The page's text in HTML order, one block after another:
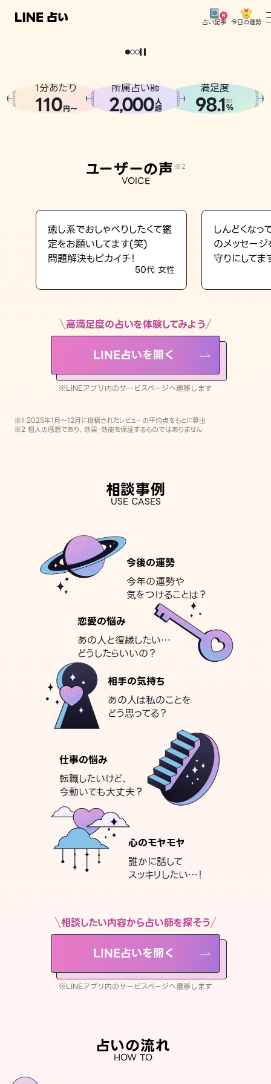
占い記事 今日の運勢
相談事例
占い記事
LINE占いを開く
※LINEアプリ内のサービスページへ遷移します
どうせなら
。
1分あたり
110円〜
所属占い師
2,000人
超
満足度
98.1※1
%
ユーザーの声 ※2
VOICE
癒し系でおしゃべりしたくて鑑
定をお願いしてます(笑)
問題解決もピカイチ！
50代 女性
しんどくなっ
のメッセー
守りにしてま
高満足度の占いを体験してみよう
LINE占いを開く
※LINEアプリ内のサービスページへ遷移します
※1 2025年1月〜12月に投稿されたレビューの平均点をもとに算出
※2 個人の感想であり、効果・効能を保証するものではありません
相談事例
USE CASES
今後の運勢
今年の運勢や
気をつけることは？
恋愛の悩み
あの人と復縁したい…
どうしたらいいの？
相手の気持ち
あの人は私のことを
どう思ってる？
仕事の悩み
転職したいけど、
今動いても大丈夫？
心のモヤモヤ
誰かに話して
スッキリしたい…！
相談したい内容から占い師を探そう
LINE占いを開く
※LINEアプリ内のサービスページへ遷移します
占いの流れ
HOW TO